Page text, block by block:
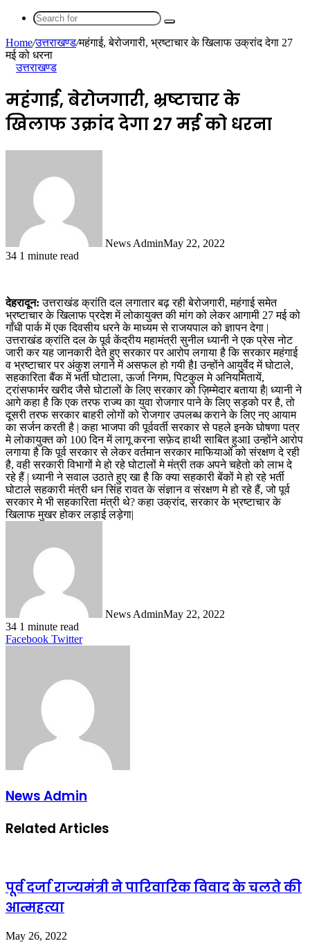
Search
Home/उत्तराखण्ड/महंगाई, बेरोजगारी, भ्रष्टाचार के खिलाफ उक्रांद देगा 27
मई को धरना
उत्तराखण्ड
महंगाई, बेरोजगारी, भ्रष्टाचार के
खिलाफ उक्रांद देगा 27 मई को धरना
News AdminMay 22, 2022
34 1 minute read
देहरादून: उत्तराखंड क्रांति दल लगातार बढ़ रही बेरोजगारी, महंगाई समेत
भ्रष्टाचार के खिलाफ प्रदेश में लोकायुक्त की मांग को लेकर आगामी 27 मई को
गाँधी पार्क में एक दिवसीय धरने के माध्यम से राजयपाल को ज्ञापन देगा |
उत्तराखंड क्रांति दल के पूर्व केंद्रीय महामंत्री सुनील ध्यानी ने एक प्रेस नोट
जारी कर यह जानकारी देते हुए सरकार पर आरोप लगाया है कि सरकार महंगाई
व भ्रष्टाचार पर अंकुश लगाने में असफल हो गयी हैI उन्होंने आयुर्वेद में घोटाले,
सहकारिता बैंक में भर्ती घोटाला, ऊर्जा निगम, पिटकुल मे अनियमितायें,
ट्रांसफार्मर खरीद जैसे घोटालों के लिए सरकार को ज़िम्मेदार बताया है| ध्यानी ने
आगे कहा है कि एक तरफ राज्य का युवा रोजगार पाने के लिए सड़को पर है, तो
दूसरी तरफ सरकार बाहरी लोगों को रोजगार उपलब्ध कराने के लिए नए आयाम
का सर्जन करती है | कहा भाजपा की पूर्ववर्ती सरकार से पहले इनके घोषणा पत्र
मे लोकायुक्त को 100 दिन में लागू करना सफ़ेद हाथी साबित हुआI उन्होंने आरोप
लगाया है कि पूर्व सरकार से लेकर वर्तमान सरकार माफियाओं को संरक्षण दे रही
है, वही सरकारी विभागों मे हो रहे घोटालों मे मंत्री तक अपने चहेतो को लाभ दे
रहे हैं | ध्यानी ने सवाल उठाते हुए खा है कि क्या सहकारी बेंकों मे हो रहे भर्ती
घोटाले सहकारी मंत्री धन सिंह रावत के संज्ञान व संरक्षण मे हो रहे हैं, जो पूर्व
सरकार मे भी सहकारिता मंत्री थे? कहा उक्रांद, सरकार के भ्रष्टाचार के
खिलाफ मुखर होकर लड़ाई लड़ेगा|
News AdminMay 22, 2022
34 1 minute read
Facebook TwitterLinkedIn
Tumblr
Pinterest
Reddit
VKontakte
Share
Print
News Admin
Related Articles
पूर्व दर्जा राज्यमंत्री ने पारिवारिक विवाद के चलते की
आत्महत्या
May 26, 2022